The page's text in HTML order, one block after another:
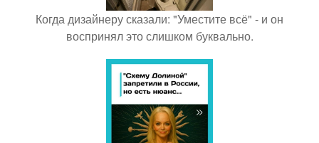
Когда дизайнеру сказали: "Уместите всё" - и он
воспринял это слишком буквально.